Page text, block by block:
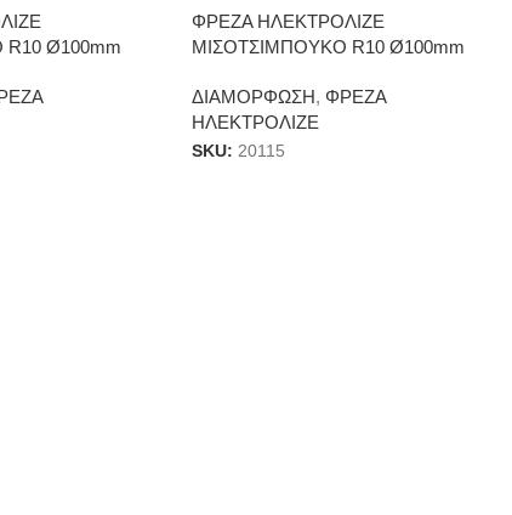
Ø100mm
ΦΡΕΖΑ ΗΛΕΚΤΡΟΛΙΖΕ
ΜΙΣΟΤΣIMΠΟΥΚΟ R10 Ø100mm
ΔΙΑΜΟΡΦΩΣΗ, ΦΡΕΖΑ
ΗΛΕΚΤΡΟΛΙΖΕ
SKU:20115